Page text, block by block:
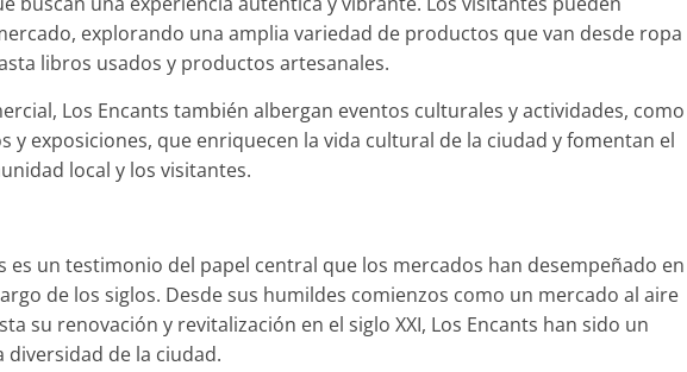
explorando una amplia variedad de productos que van desde ropa
libros usados y productos artesanales.
Los Encants también albergan eventos culturales y actividades, como
y exposiciones, que enriquecen la vida cultural de la ciudad y fomentan el
local y los visitantes.
es un testimonio del papel central que los mercados han desempeñado en
de los siglos. Desde sus humildes comienzos como un mercado al aire
su renovación y revitalización en el siglo XXI, Los Encants han sido un
diversidad de la ciudad.